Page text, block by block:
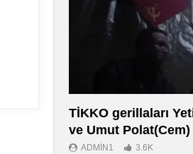
TİKKO gerillaları
ve Umut Polat(Cem)
ADMIN1 3.6K